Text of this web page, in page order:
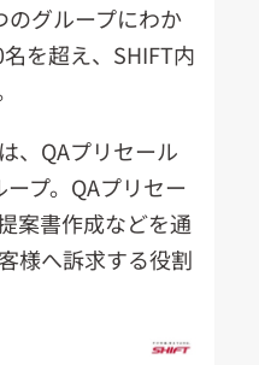
のグループにわか
を超え、SHIFT内
、QAプリセール
プ。QAプリセー
案書作成などを通
様へ訴求する役割